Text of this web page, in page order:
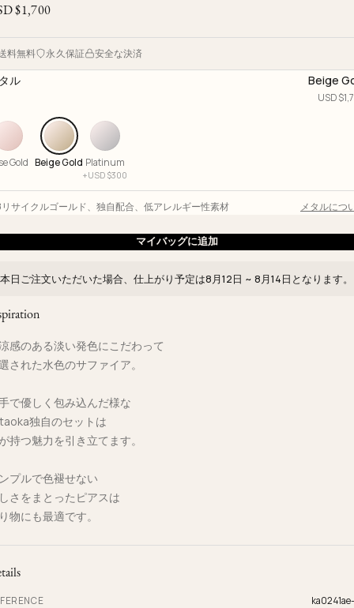
Ready to Ship
Iceberg
$1,700
料無料 永久保証 安全な決済
ル Beige
USD $
Gold Beige Gold Platinum
+USD $300
リサイクルゴールド 独自配合 低アレルギー性素材 メタルにつ
マイバッグに追加
本日ご注文いただいた場合、仕上がり予定は8月12日 ~ 8月14日 となります。
感のある淡い発色にこだわって
された水色のサファイア。
で優しく包み込んだ様な
独自のセットは
持つ魅力を引き立てます。
プルで色褪せない
さをまとったピアスは
物にも最適です。